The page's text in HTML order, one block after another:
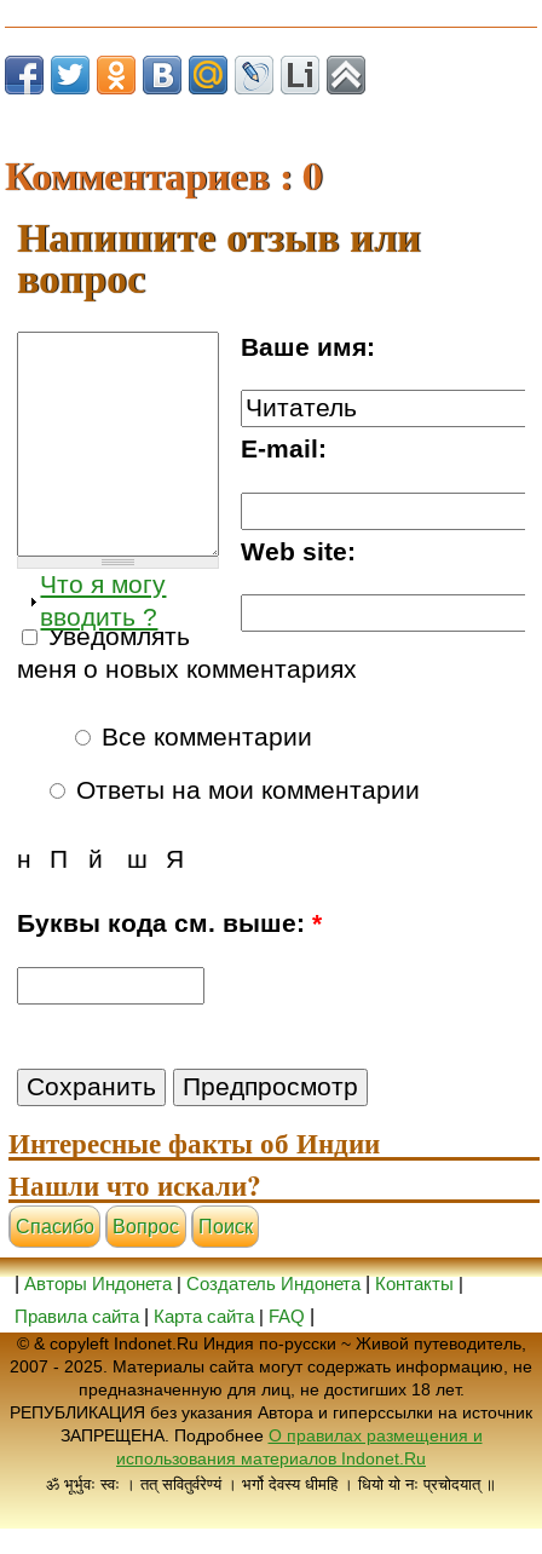
Комментариев : 0
Напишите отзыв или
вопрос
Ваше имя:
E-mail:
Web site:
Что я могу
вводить ?
Уведомлять
меня о новых комментариях
Все комментарии
Ответы на мои комментарии
н П Я
ш
й
Буквы кода см. выше:*
Интересные факты об Индии
Нашли что искали?
Cпасибо Вопрос Поиск
|Авторы Индонета|Создатель Индонета|Контакты|
Правила сайта
Карта сайта | FAQ
© & copyleft Indonet.Ru Индия по-русски ~ Живой путеводитель,
2007 - 2025. Материалы сайта могут содержать информацию, не
предназначенную для лиц, не достигших 18 лет.
РЕПУБЛИКАЦИЯ без указания Автора и гиперссылки на источник
ЗАПРЕЩЕНА. Подробнее О правилах размещения и
использования материалов Indonet.Ru
ॐ भूर्भुवः स्वः । तत् सवितुर्वरेण्यं । भर्गो देवस्य धीमहि । धियो यो नः प्रचोदयात् ॥